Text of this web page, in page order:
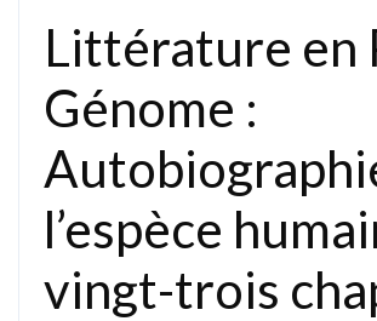
Littérature en
Génome :
l’espèce
vingt-trois